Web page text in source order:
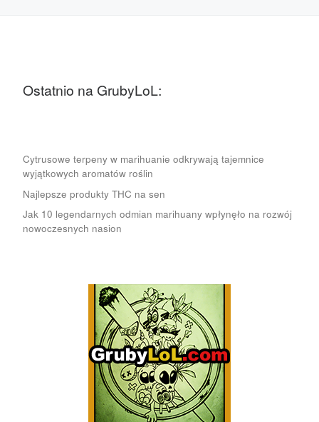
Ostatnio na GrubyLoL:
Cytrusowe terpeny w marihuanie odkrywają tajemnice
wyjątkowych aromatów roślin
Najlepsze produkty THC na sen
Jak 10 legendarnych odmian marihuany wpłynęło na rozwój
nowoczesnych nasion